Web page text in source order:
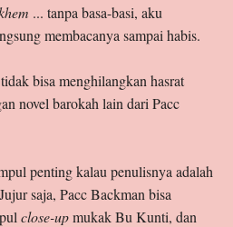
... tanpa basa-basi, aku
membacanya sampai habis.
bisa menghilangkan hasrat
novel barokah lain dari Pacc
penting kalau penulisnya adalah
saja, Pacc Backman bisa
close-upmukak Bu Kunti, dan